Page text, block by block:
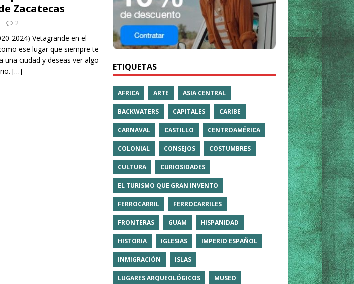
Zacatecas
2
2024) Vetagrande en el
ese lugar que siempre te
una ciudad y deseas ver algo
[…] ETIQUETAS
AFRICA ARTE ASIA CENTRAL
BACKWATERS CAPITALES CARIBE
CARNAVAL CASTILLO CENTROAMÉRICA
COLONIAL CONSEJOS COSTUMBRES
CULTURA CURIOSIDADES
EL TURISMO QUE GRAN INVENTO
FERROCARRIL FERROCARRILES
FRONTERAS GUAM HISPANIDAD
HISTORIA IGLESIAS IMPERIO ESPAÑOL
INMIGRACIÓN ISLAS
LUGARES ARQUEOLÓGICOS MUSEO